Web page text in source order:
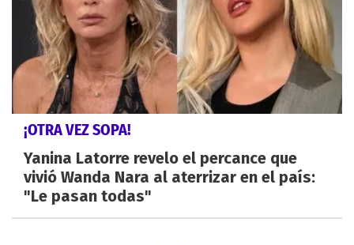
¡OTRA VEZ SOPA!
Yanina Latorre revelo el percance que
vivió Wanda Nara al aterrizar en el país:
"Le pasan todas"